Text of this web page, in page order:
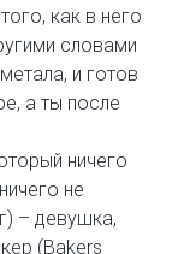
как в него
словами
и готов
а ты после
ничего
не
– девушка,
(Bakers